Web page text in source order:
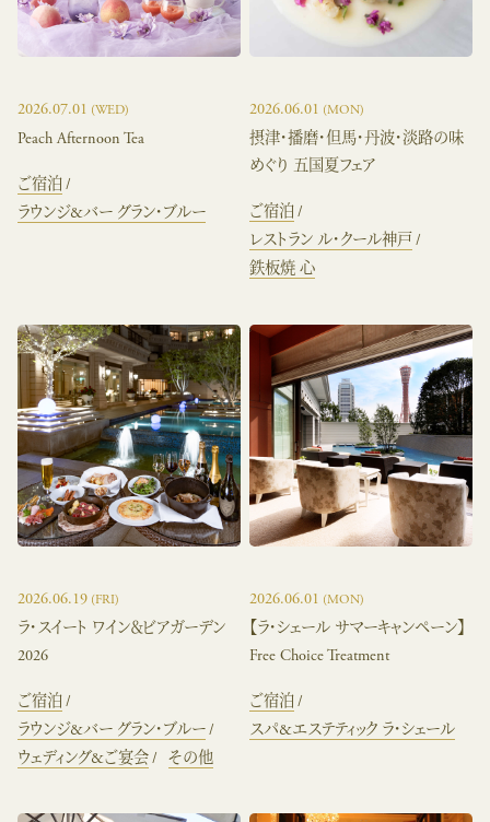
2026.07.01 (WED)
Peach Afternoon Tea
ご宿泊
ラウンジ&バー グラン・ブルー
2026.06.01 (MON)
摂津・播磨・但馬・丹波・淡路の味
めぐり 五国夏フェア
ご宿泊
レストラン ル・クール神戸
鉄板焼 心
2026.06.19 (FRI)
ラ・スイート ワイン＆ビアガーデン
2026
ご宿泊
ラウンジ&バー グラン・ブルー
ウェディング&ご宴会
その他
2026.06.01 (MON)
【ラ・シェール サマーキャンペーン】
Free Choice Treatment
ご宿泊
スパ&エステティック ラ・シェール